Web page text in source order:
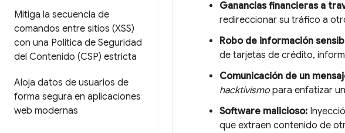
Mitiga la secuencia de
comandos entre sitios (XSS)
con una Política de Seguridad
del Contenido (CSP) estricta
Aloja datos de usuarios de
forma segura en aplicaciones
web modernas
Ganancias financieras a
redireccionar su tráfico a
Robo de información
de tarjetas de crédito,
Comunicación de un
hacktivismo para enfatizar
Software malicioso:
que extraen contenido de